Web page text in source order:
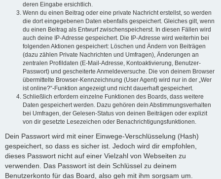
deren Eingabe ersichtlich.
Wenn du einen Beitrag oder eine private Nachricht erstellst, so werden
die dort eingegebenen Daten ebenfalls gespeichert. Gleiches gilt, wenn
du einen Beitrag als Entwurf zwischenspeicherst. In diesen Fällen wird
auch deine IP-Adresse gespeichert. Die IP-Adresse wird weiterhin bei
folgenden Aktionen gespeichert: Löschen und Ändern von Beiträgen
(dazu zählen Private Nachrichten und Umfragen), Änderungen an
zentralen Profildaten (E-Mail-Adresse, Kontoaktivierung, Benutzer-
Passwort) und gescheiterte Anmeldeversuche. Die von deinem Browser
übermittelte Browser-Kennzeichnung (User Agent) wird nur in der „Wer
ist online?“-Funktion angezeigt und nicht dauerhaft gespeichert.
Schließlich erfordern einzelne Funktionen des Boards, dass weitere
Daten gespeichert werden. Dazu gehören dein Abstimmungsverhalten
bei Umfragen, der Gelesen-Status von deinen Beiträgen oder explizit
von dir gesetzte Lesezeichen oder Benachrichtigungsfunktionen.
Dein Passwort wird mit einer Einwege-Verschlüsselung (Hash)
gespeichert, so dass es sicher ist. Jedoch wird dir empfohlen,
dieses Passwort nicht auf einer Vielzahl von Webseiten zu
verwenden. Das Passwort ist dein Schlüssel zu deinem
Benutzerkonto für das Board, also geh mit ihm sorgsam um.